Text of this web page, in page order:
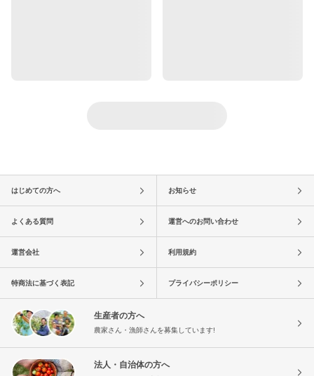
はじめての方へ お知らせ
よくある質問 運営へのお問い合わせ
運営会社 利用規約
特商法に基づく表記 プライバシーポリシー
生産者の方へ
農家さん・漁師さんを募集しています!
法人・自治体の方へ